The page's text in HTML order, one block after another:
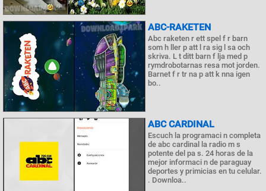
ABC-RAKETEN
Abc raketen r ett spel f r barn
som h ller p att l ra sig l sa och
skriva. L t ditt barn f lja med p
rymdrobotarnas resa mot jorden.
Barnet f r tr na p att k nna igen
bo..
ABC CARDINAL
Escuch la programaci n completa
de abc cardinal la radio m s
potente del pa s. 24 horas de la
mejor informaci n de paraguay
deportes y primicias en tu celular.
. Downloa..